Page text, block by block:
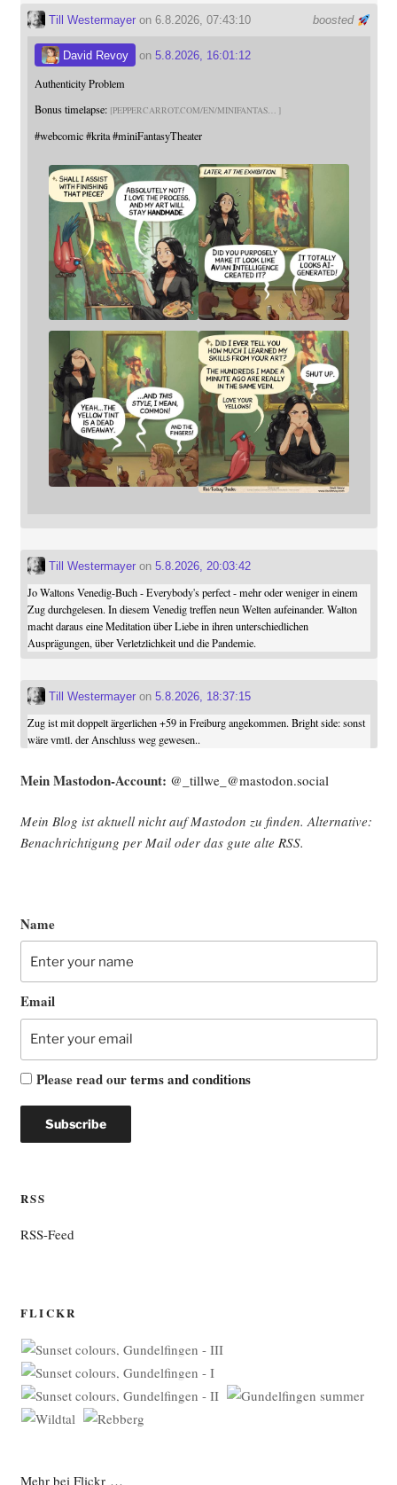
boosted
Till Westermayeron 6.8.2026, 07:43:10
David Revoy on 5.8.2026, 16:01:12
Authenticity Problem
Bonus timelapse: PEPPERCARROT.COM/EN/MINIFANTAS
#webcomic #krita #miniFantasyTheater
Till Westermayeron 5.8.2026, 20:03:42
Jo Waltons Venedig-Buch - Everybody's perfect - mehr oder weniger in einem
Zug durchgelesen. In diesem Venedig treffen neun Welten aufeinander. Walton
macht daraus eine Meditation über Liebe in ihren unterschiedlichen
Ausprägungen, über Verletzlichkeit und die Pandemie.
Till Westermayeron 5.8.2026, 18:37:15
Zug ist mit doppelt ärgerlichen +59 in Freiburg angekommen. Bright side: sonst
wäre vmtl. der Anschluss weg gewesen..
Mein Mast­o­don-Account: @_tillwe_@mastodon.social
Mein Blog ist aktu­ell nicht auf Mast­o­don zu fin­den. Alter­na­ti­ve:
Benach­rich­ti­gung per Mail oder das gute alte RSS.
Name
Email
Please read ourterms and conditions
RSS
RSS-Feed
FLICKR
Mehr bei Flickr …